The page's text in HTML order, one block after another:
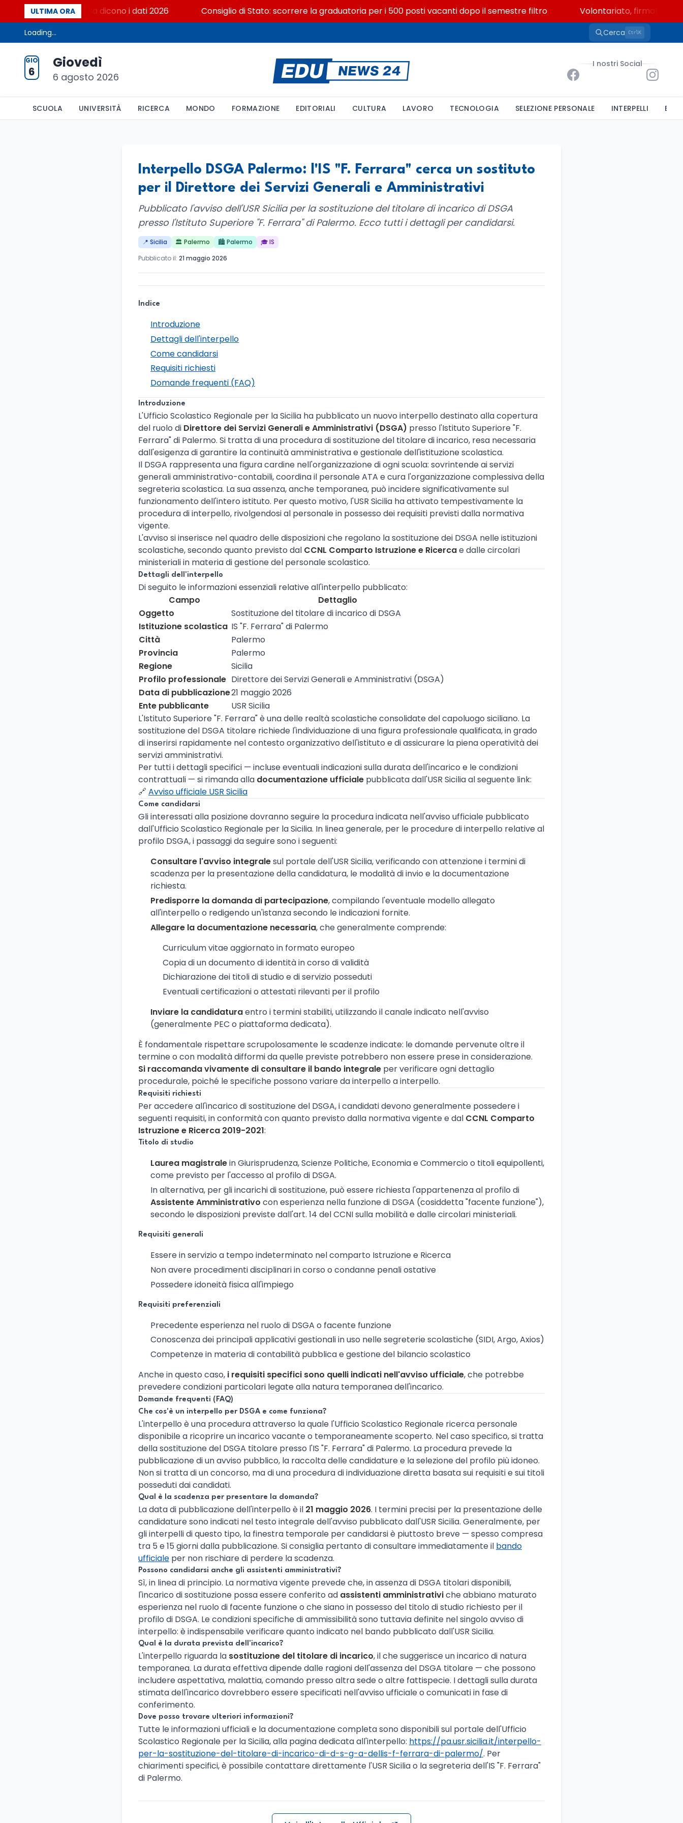
ULTIMA ORA
italiana? Cosa dicono i dati 2026 Consiglio di Stato: scorrere la graduatoria per i 500 posti vacanti dopo il semestre filtro Volontariato, firmata
Loading... Cerca CtrlK
GIO
6
Giovedì
6 agosto 2026
I nostri Social
SCUOLA UNIVERSITÀ RICERCA MONDO FORMAZIONE EDITORIALI CULTURA LAVORO TECNOLOGIA SELEZIONE PERSONALE INTERPELLI
Interpello DSGA Palermo: l'IS "F. Ferrara" cerca un sostituto
per il Direttore dei Servizi Generali e Amministrativi
Pubblicato l'avviso dell'USR Sicilia per la sostituzione del titolare di incarico di DSGA
presso l'Istituto Superiore "F. Ferrara" di Palermo. Ecco tutti i dettagli per candidarsi.
📍 Sicilia 🏛️ Palermo 🏙️ Palermo
🎓 IS
Pubblicato il: 21 maggio 2026
Indice
Introduzione
Dettagli dell'interpello
Come candidarsi
Requisiti richiesti
Domande frequenti (FAQ)
Introduzione
L'Ufficio Scolastico Regionale per la Sicilia ha pubblicato un nuovo interpello destinato alla copertura
del ruolo di Direttore dei Servizi Generali e Amministrativi (DSGA) presso l'Istituto Superiore "F.
Ferrara" di Palermo. Si tratta di una procedura di sostituzione del titolare di incarico, resa necessaria
dall'esigenza di garantire la continuità amministrativa e gestionale dell'istituzione scolastica.
Il DSGA rappresenta una figura cardine nell'organizzazione di ogni scuola: sovrintende ai servizi
generali amministrativo-contabili, coordina il personale ATA e cura l'organizzazione complessiva della
segreteria scolastica. La sua assenza, anche temporanea, può incidere significativamente sul
funzionamento dell'intero istituto. Per questo motivo, l'USR Sicilia ha attivato tempestivamente la
procedura di interpello, rivolgendosi al personale in possesso dei requisiti previsti dalla normativa
vigente.
L'avviso si inserisce nel quadro delle disposizioni che regolano la sostituzione dei DSGA nelle istituzioni
scolastiche, secondo quanto previsto dal CCNL Comparto Istruzione e Ricercae dalle circolari
ministeriali in materia di gestione del personale scolastico.
Dettagli dell'interpello
Di seguito le informazioni essenziali relative all'interpello pubblicato:
Campo
Dettaglio
Oggetto
Sostituzione del titolare di incarico di DSGA
Istituzione scolastica IS "F. Ferrara" di Palermo
Città
Palermo
Provincia
Palermo
Regione
Sicilia
Profilo professionale Direttore dei Servizi Generali e Amministrativi (DSGA)
Data di pubblicazione21 maggio 2026
Ente pubblicante
USR Sicilia
L'Istituto Superiore "F. Ferrara" è una delle realtà scolastiche consolidate del capoluogo siciliano. La
sostituzione del DSGA titolare richiede l'individuazione di una figura professionale qualificata, in grado
di inserirsi rapidamente nel contesto organizzativo dell'istituto e di assicurare la piena operatività dei
servizi amministrativi.
Per tutti i dettagli specifici — incluse eventuali indicazioni sulla durata dell'incarico e le condizioni
contrattuali — si rimanda alla documentazione ufficiale pubblicata dall'USR Sicilia al seguente link:
🔗 Avviso ufficiale USR Sicilia
Come candidarsi
Gli interessati alla posizione dovranno seguire la procedura indicata nell'avviso ufficiale pubblicato
dall'Ufficio Scolastico Regionale per la Sicilia. In linea generale, per le procedure di interpello relative al
profilo DSGA, i passaggi da seguire sono i seguenti:
Consultare l'avviso integralesul portale dell'USR Sicilia, verificando con attenzione i termini di
scadenza per la presentazione della candidatura, le modalità di invio e la documentazione
richiesta.
Predisporre la domanda di partecipazione, compilando l'eventuale modello allegato
all'interpello o redigendo un'istanza secondo le indicazioni fornite.
Allegare la documentazione necessaria, che generalmente comprende:
Curriculum vitae aggiornato in formato europeo
Copia di un documento di identità in corso di validità
Dichiarazione dei titoli di studio e di servizio posseduti
Eventuali certificazioni o attestati rilevanti per il profilo
Inviare la candidaturaentro i termini stabiliti, utilizzando il canale indicato nell'avviso
(generalmente PEC o piattaforma dedicata).
È fondamentale rispettare scrupolosamente le scadenze indicate: le domande pervenute oltre il
termine o con modalità difformi da quelle previste potrebbero non essere prese in considerazione.
Si raccomanda vivamente di consultare il bando integrale per verificare ogni dettaglio
procedurale, poiché le specifiche possono variare da interpello a interpello.
Requisiti richiesti
Per accedere all'incarico di sostituzione del DSGA, i candidati devono generalmente possedere i
seguenti requisiti, in conformità con quanto previsto dalla normativa vigente e dal CCNL Comparto
Istruzione e Ricerca 2019-2021:
Titolo di studio
Laurea magistralein Giurisprudenza, Scienze Politiche, Economia e Commercio o titoli equipollenti,
come previsto per l'accesso al profilo di DSGA.
In alternativa, per gli incarichi di sostituzione, può essere richiesta l'appartenenza al profilo di
Assistente Amministrativo con esperienza nella funzione di DSGA (cosiddetta "facente funzione"),
secondo le disposizioni previste dall'art. 14 del CCNI sulla mobilità e dalle circolari ministeriali.
Requisiti generali
Essere in servizio a tempo indeterminato nel comparto Istruzione e Ricerca
Non avere procedimenti disciplinari in corso o condanne penali ostative
Possedere idoneità fisica all'impiego
Requisiti preferenziali
Precedente esperienza nel ruolo di DSGA o facente funzione
Conoscenza dei principali applicativi gestionali in uso nelle segreterie scolastiche (SIDI, Argo, Axios)
Competenze in materia di contabilità pubblica e gestione del bilancio scolastico
Anche in questo caso, i requisiti specifici sono quelli indicati nell'avviso ufficiale, che potrebbe
prevedere condizioni particolari legate alla natura temporanea dell'incarico.
Domande frequenti (FAQ)
Che cos'è un interpello per DSGA e come funziona?
L'interpello è una procedura attraverso la quale l'Ufficio Scolastico Regionale ricerca personale
disponibile a ricoprire un incarico vacante o temporaneamente scoperto. Nel caso specifico, si tratta
della sostituzione del DSGA titolare presso l'IS "F. Ferrara" di Palermo. La procedura prevede la
pubblicazione di un avviso pubblico, la raccolta delle candidature e la selezione del profilo più idoneo.
Non si tratta di un concorso, ma di una procedura di individuazione diretta basata sui requisiti e sui titoli
posseduti dai candidati.
Qual è la scadenza per presentare la domanda?
La data di pubblicazione dell'interpello è il 21 maggio 2026. I termini precisi per la presentazione delle
candidature sono indicati nel testo integrale dell'avviso pubblicato dall'USR Sicilia. Generalmente, per
gli interpelli di questo tipo, la finestra temporale per candidarsi è piuttosto breve — spesso compresa
tra 5 e 15 giorni dalla pubblicazione. Si consiglia pertanto di consultare immediatamente il bando
ufficiale per non rischiare di perdere la scadenza.
Possono candidarsi anche gli assistenti amministrativi?
Sì, in linea di principio. La normativa vigente prevede che, in assenza di DSGA titolari disponibili,
l'incarico di sostituzione possa essere conferito ad assistenti amministrativiche abbiano maturato
esperienza nel ruolo di facente funzione o che siano in possesso del titolo di studio richiesto per il
profilo di DSGA. Le condizioni specifiche di ammissibilità sono tuttavia definite nel singolo avviso di
interpello: è indispensabile verificare quanto indicato nel bando pubblicato dall'USR Sicilia.
Qual è la durata prevista dell'incarico?
L'interpello riguarda la sostituzione del titolare di incarico, il che suggerisce un incarico di natura
temporanea. La durata effettiva dipende dalle ragioni dell'assenza del DSGA titolare — che possono
includere aspettativa, malattia, comando presso altra sede o altre fattispecie. I dettagli sulla durata
stimata dell'incarico dovrebbero essere specificati nell'avviso ufficiale o comunicati in fase di
conferimento.
Dove posso trovare ulteriori informazioni?
Tutte le informazioni ufficiali e la documentazione completa sono disponibili sul portale dell'Ufficio
Scolastico Regionale per la Sicilia, alla pagina dedicata all'interpello: https://pa.usr.sicilia.it/interpello-
per-la-sostituzione-del-titolare-di-incarico-di-d-s-g-a-dellis-f-ferrara-di-palermo/. Per
chiarimenti specifici, è possibile contattare direttamente l'USR Sicilia o la segreteria dell'IS "F. Ferrara"
di Palermo.